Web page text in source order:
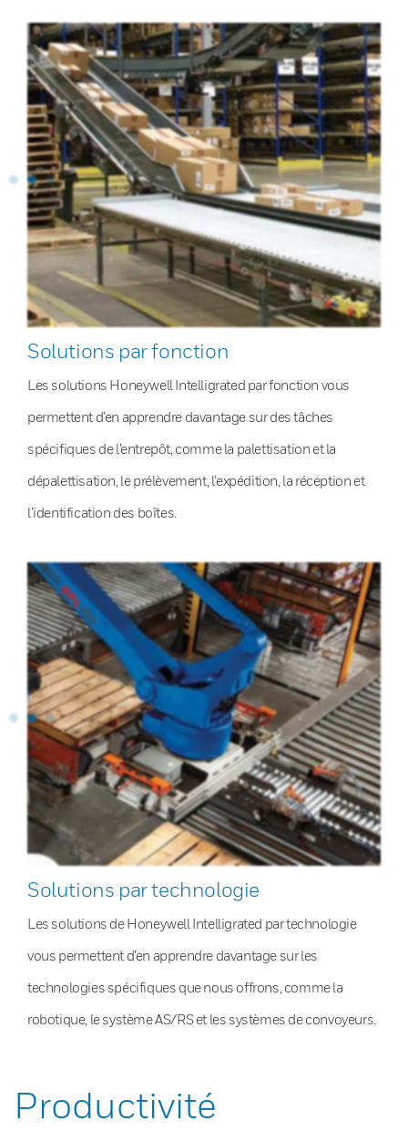
Solutions par fonction
Les solutions Honeywell Intelligrated par fonction vous
permettent d’en apprendre davantage sur des tâches
spécifiques de l’entrepôt, comme la palettisation et la
dépalettisation, le prélèvement, l’expédition, la réception et
l’identification des boîtes.
Solutions par technologie
Les solutions de Honeywell Intelligrated par technologie
vous permettent d’en apprendre davantage sur les
technologies spécifiques que nous offrons, comme la
robotique, le système AS/RS et les systèmes de convoyeurs.
Productivité